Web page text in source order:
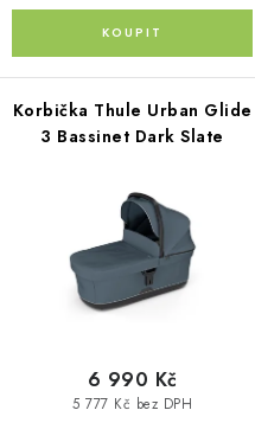
Korbička Thule Urban Glide
3 Bassinet Dark Slate
5 777 Kč bez DPH
6 990 Kč